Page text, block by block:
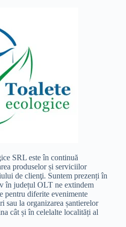
SRL este în continuă
produselor și serviciilor
de clienţi. Suntem prezenți în
în județul OLT ne extindem
pentru diferite evenimente
sau la organizarea șantierelor
cât și în celelalte localități al